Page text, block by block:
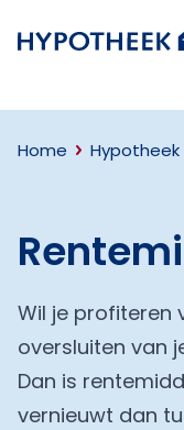
Terug naar
Home
Wil je profiteren
oversluiten van
Dan is
vernieuwt dan